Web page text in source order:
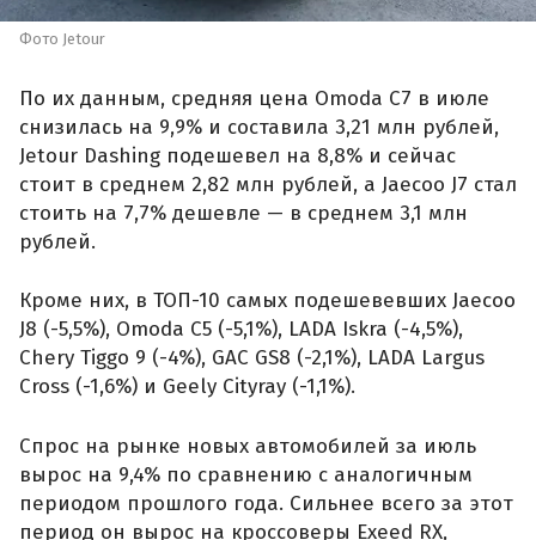
Фото Jetour
По их данным, средняя цена Omoda C7 в июле
снизилась на 9,9% и составила 3,21 млн рублей,
Jetour Dashing подешевел на 8,8% и сейчас
стоит в среднем 2,82 млн рублей, а Jaecoo J7 стал
стоить на 7,7% дешевле — в среднем 3,1 млн
рублей.
Кроме них, в ТОП-10 самых подешевевших Jaecoo
J8 (-5,5%), Omoda C5 (-5,1%), LADA Iskra (-4,5%),
Chery Tiggo 9 (-4%), GAC GS8 (-2,1%), LADA Largus
Cross (-1,6%) и Geely Cityray (-1,1%).
Спрос на рынке новых автомобилей за июль
вырос на 9,4% по сравнению с аналогичным
периодом прошлого года. Сильнее всего за этот
период он вырос на кроссоверы Exeed RX,